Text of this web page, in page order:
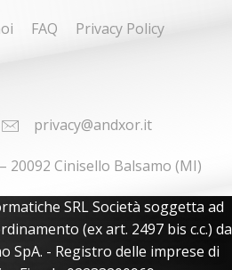
FAQ
Privacy Policy
privacy@andxor.it
20092 Cinisello Balsamo (MI)
SRL Società soggetta ad
(ex art. 2497 bis c.c.) da
SpA. - Registro delle imprese di